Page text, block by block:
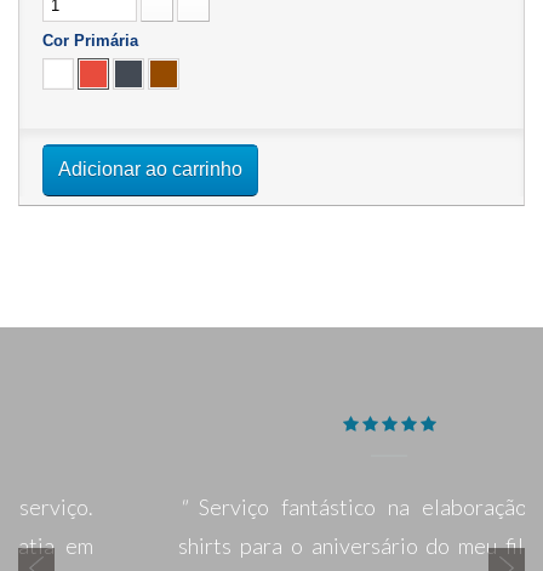
Cor Primária
Adicionar ao carrinho